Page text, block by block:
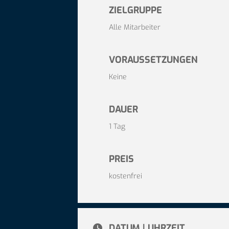
ZIELGRUPPE
Alle Mitarbeiter
VORAUSSETZUNGEN
Keine
DAUER
1 Tag
PREIS
kostenfrei